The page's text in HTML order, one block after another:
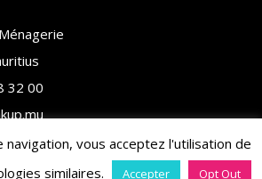
32 00
navigation, vous acceptez l'utilisation de
similaires.
Accepter Opt Out